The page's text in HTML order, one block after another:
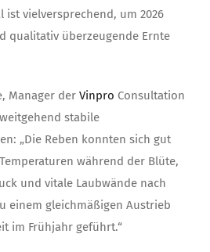
ist vielversprechend, um 2026
qualitativ überzeugende Ernte
Manager der Vinpro Consultation
stabile
„Die Reben konnten sich gut
während der Blüte,
und vitale Laubwände nach
einem gleichmäßigen Austrieb
im Frühjahr geführt.“